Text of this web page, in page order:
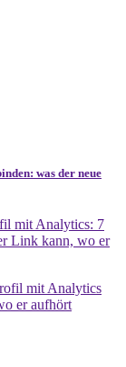
was der neue
mit Analytics: 7
Link kann, wo er
mit Analytics
er aufhört